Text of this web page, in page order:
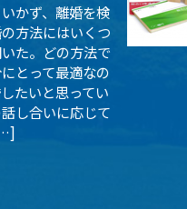
かず、離婚を検
方法にはいくつ
た。どの方法で
とって最適なの
たいと思ってい
し合いに応じて